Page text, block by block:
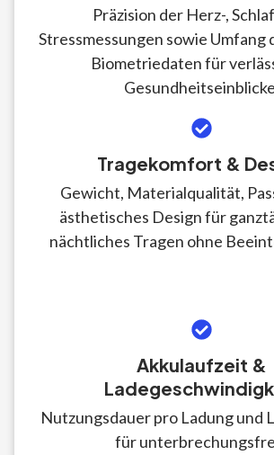
Präzision der Herz-,
Stressmessungen sowie Umfang
Biometriedaten für
Tragekomfort &
Gewicht, Materialqualität,
ästhetisches Design für
nächtliches Tragen ohne
Akkulaufzeit &
Nutzungsdauer pro Ladung und
für